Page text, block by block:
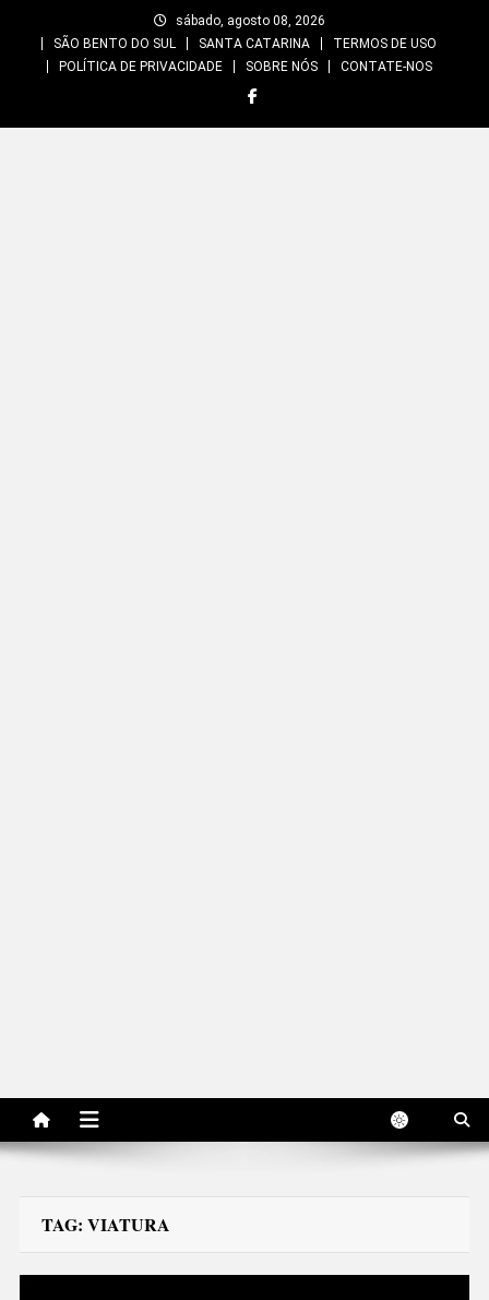
sábado, agosto 08, 2026
SÃO BENTO DO SUL
SANTA CATARINA
TERMOS DE USO
POLÍTICA DE PRIVACIDADE
SOBRE NÓS CONTATE-NOS
TAG: VIATURA